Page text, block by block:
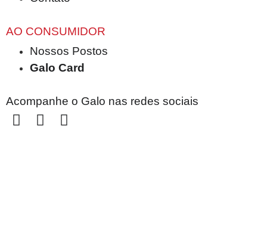
AO CONSUMIDOR
Nossos Postos
Galo Card
Acompanhe o Galo nas redes sociais